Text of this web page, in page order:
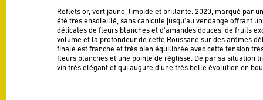
Reflets or, vert jaune, limpide et brillante. 2020, marqué par
été très ensoleillé, sans canicule jusqu'au vendange offrant
délicates de fleurs blanches et d'amandes douces, de fruits
volume et la profondeur de cette Roussane sur des arômes
finale est franche et très bien équilibrée avec cette tension
fleurs blanches et une pointe de réglisse. De par sa
vin très élégant et qui augure d’une très belle évolution en